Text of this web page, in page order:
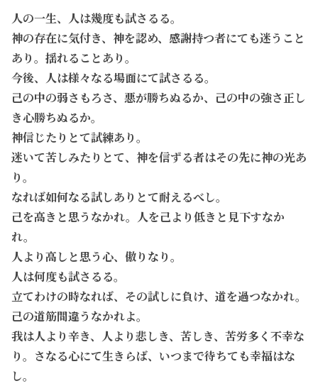
人の一生、人は幾度も試さるる。
神の存在に気付き、神を認め、感謝持つ者にても迷うこと
あり。揺れることあり。
今後、人は様々なる場面にて試さるる。
己の中の弱さもろさ、悪が勝ちぬるか、己の中の強さ正し
き心勝ちぬるか。
神信じたりとて試練あり。
迷いて苦しみたりとて、神を信ずる者はその先に神の光あ
り。
なれば如何なる試しありとて耐えるべし。
己を高きと思うなかれ。人を己より低きと見下すなか
れ。
人より高しと思う心、傲りなり。
人は何度も試さるる。
立てわけの時なれば、その試しに負け、道を過つなかれ。
己の道筋間違うなかれよ。
我は人より辛き、人より悲しき、苦しき、苦労多く不幸な
り。さなる心にて生きらば、いつまで待ちても幸福はな
し。